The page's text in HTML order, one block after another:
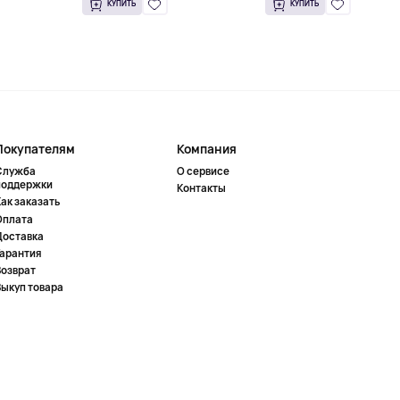
КУПИТЬ КУПИТЬ
заказать
товара
Компания
О сервисе
Контакты